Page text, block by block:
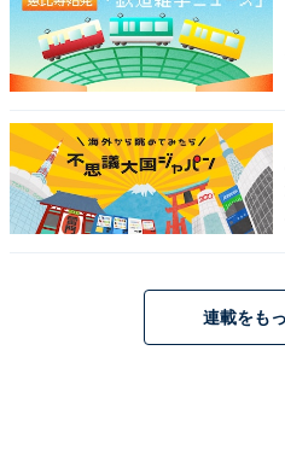
にしたりリュックを背負っ
と感じます。ショルダー部分
れません。
連載をも